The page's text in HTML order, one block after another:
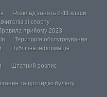
Розклад занять 8-11 класи
зі спорту
прийому 2023
Територія обслуговування
Публічна інформація
Штатний розпис
та протидію булінгу